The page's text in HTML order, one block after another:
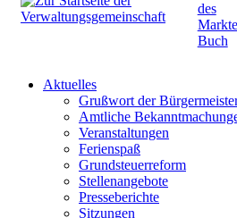
Aktuelles
Grußwort der
Amtliche
Veranstaltungen
Ferienspaß
Grundsteuerreform
Stellenangebote
Presseberichte
Sitzungen